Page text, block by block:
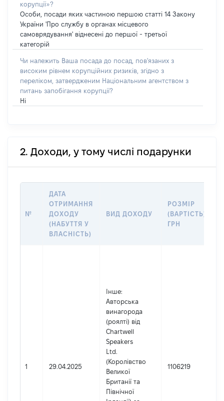
корупції»?
Особи, посади яких частиною першою статті 14 Закону
України 'Про службу в органах місцевого
самоврядування' віднесені до першої - третьої
категорій
Чи належить Ваша посада до посад, пов'язаних з
високим рівнем корупційних ризиків, згідно з
переліком, затвердженим Національним агентством з
питань запобігання корупції?
Ні
2. Доходи, у тому числі подарунки
№
ДАТА
ОТРИМАННЯ
ДОХОДУ
(НАБУТТЯ У
ВЛАСНІСТЬ)
ВИД ДОХОДУ
РОЗМІР
(ВАРТІСТЬ),
ГРН
1 29.04.2025
Інше:
Авторська
винагорода
(роялті) від
Chartwell
Speakers
Ltd.
(Королівство
Великої
Британії та
Північної
1106219